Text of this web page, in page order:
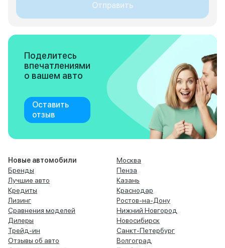
Отправить
Поделитесь
впечатлениями
о вашем авто
Оставить
отзыв
Новые автомобили
Бренды
Лучшие авто
Кредиты
Лизинг
Сравнения моделей
Дилеры
Трейд-ин
Отзывы об авто
Москва
Пенза
Казань
Краснодар
Ростов-на-Дону
Нижний Новгород
Новосибирск
Санкт-Петербург
Волгоград